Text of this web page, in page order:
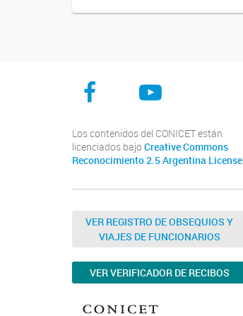
Facebook
Instagram
Youtube
Los contenidos del CONICET están
licenciados bajo Creative Commons
Reconocimiento 2.5 Argentina License
VER REGISTRO DE OBSEQUIOS Y
VIAJES DE FUNCIONARIOS
VER VERIFICADOR DE RECIBOS